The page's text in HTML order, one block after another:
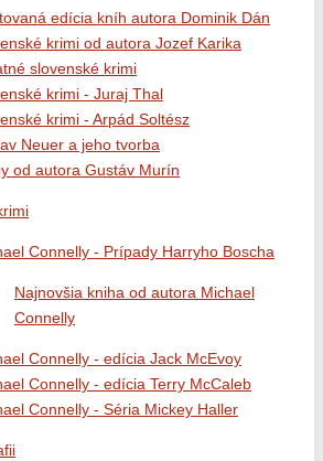
edícia kníh autora Dominik Dán
krimi od autora Jozef Karika
slovenské krimi
krimi - Juraj Thal
krimi - Arpád Soltész
Neuer a jeho tvorba
od autora Gustáv Murín
Connelly - Prípady Harryho Boscha
Najnovšia kniha od autora Michael
Connelly
Connelly - edícia Jack McEvoy
Connelly - edícia Terry McCaleb
Connelly - Séria Mickey Haller